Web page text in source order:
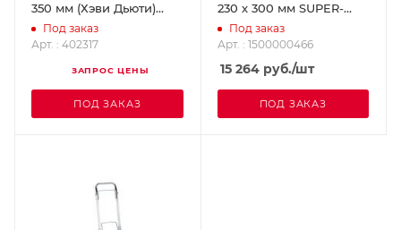
350 мм (Хэви Дьюти)
ROTHENBERGER 402317
Под заказ
Арт. : 402317
ЗАПРОС ЦЕНЫ
ПОД ЗАКАЗ
230 х 300 мм SUPER-
EGO 1500000466
Под заказ
Арт. : 1500000466
15 264руб./шт
ПОД ЗАКАЗ